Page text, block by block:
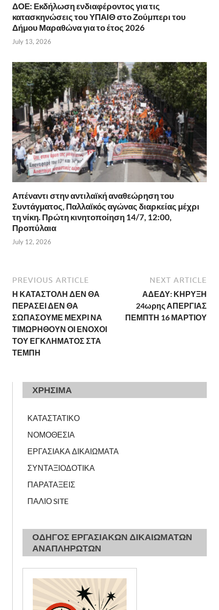
ΔΟΕ: Εκδήλωση ενδιαφέροντος για τις
κατασκηνώσεις του ΥΠΑΙΘ στο Ζούμπερι του
Δήμου Μαραθώνα για το έτος 2026
July 13, 2026
Απέναντι στην αντιλαϊκή αναθεώρηση του
Συντάγματος, Παλλαϊκός αγώνας διαρκείας μέχρι
τη νίκη. Πρώτη κινητοποίηση 14/7, 12:00,
Προπύλαια
July 12, 2026
PREVIOUS ARTICLE
Η ΚΑΤΑΣΤΟΛΗ ΔΕΝ ΘΑ
ΠΕΡΑΣΕΙ ΔΕΝ ΘΑ
ΣΩΠΑΣΟΥΜΕ ΜΕΧΡΙ ΝΑ
ΤΙΜΩΡΗΘΟΥΝ ΟΙ ΕΝΟΧΟΙ
ΤΟΥ ΕΓΚΛΗΜΑΤΟΣ ΣΤΑ
ΤΕΜΠΗ
NEXT ARTICLE
ΑΔΕΔΥ: ΚΗΡΥΞΗ
24ωρης ΑΠΕΡΓΙΑΣ
ΠΕΜΠΤΗ 16 ΜΑΡΤΙΟΥ
ΧΡΗΣΙΜΑ
ΚΑΤΑΣΤΑΤΙΚΟ
ΝΟΜΟΘΕΣΙΑ
ΕΡΓΑΣΙΑΚΑ ΔΙΚΑΙΩΜΑΤΑ
ΣΥΝΤΑΞΙΟΔΟΤΙΚΑ
ΠΑΡΑΤΑΞΕΙΣ
ΠΑΛΙΟ SITE
ΟΔΗΓΟΣ ΕΡΓΑΣΙΑΚΩΝ ΔΙΚΑΙΩΜΑΤΩΝ
ΑΝΑΠΛΗΡΩΤΩΝ